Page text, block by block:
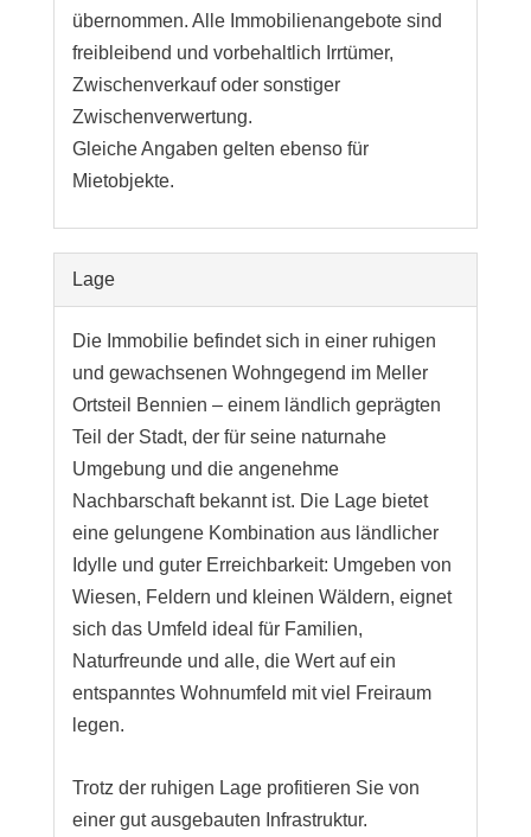
übernommen. Alle Immobilienangebote sind
freibleibend und vorbehaltlich Irrtümer,
Zwischenverkauf oder sonstiger
Zwischenverwertung.
Gleiche Angaben gelten ebenso für
Mietobjekte.
Lage
Die Immobilie befindet sich in einer ruhigen
und gewachsenen Wohngegend im Meller
Ortsteil Bennien – einem ländlich geprägten
Teil der Stadt, der für seine naturnahe
Umgebung und die angenehme
Nachbarschaft bekannt ist. Die Lage bietet
eine gelungene Kombination aus ländlicher
Idylle und guter Erreichbarkeit: Umgeben von
Wiesen, Feldern und kleinen Wäldern, eignet
sich das Umfeld ideal für Familien,
Naturfreunde und alle, die Wert auf ein
entspanntes Wohnumfeld mit viel Freiraum
legen.
Trotz der ruhigen Lage profitieren Sie von
einer gut ausgebauten Infrastruktur.